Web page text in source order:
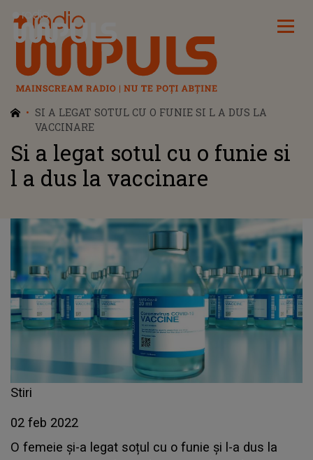
Radio Impuls
SI A LEGAT SOTUL CU O FUNIE SI L A DUS LA
VACCINARE
Si a legat sotul cu o funie si
l a dus la vaccinare
Stiri
02 feb 2022
O femeie și-a legat soțul cu o funie și l-a dus la